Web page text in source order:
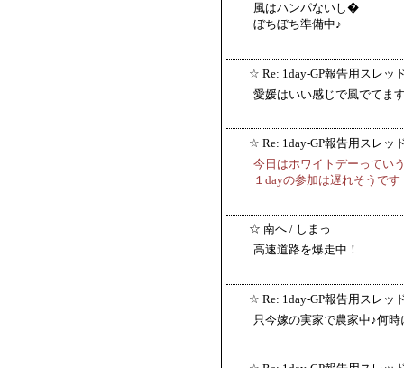
風はハンパないし�
ぼちぼち準備中♪
☆ Re: 1day-GP報告用スレッ
愛媛はいい感じで風でてま
☆ Re: 1day-GP報告用スレッ
今日はホワイトデーってい
１dayの参加は遅れそうです
☆ 南へ / しまっ
高速道路を爆走中！
☆ Re: 1day-GP報告用スレッ
只今嫁の実家で農家中♪何